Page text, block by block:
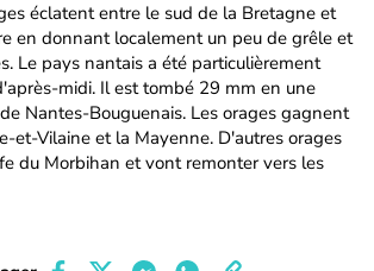
éclatent entre le sud de la Bretagne et
en donnant localement un peu de grêle et
Le pays nantais a été particulièrement
midi. Il est tombé 29 mm en une
Nantes-Bouguenais. Les orages gagnent
et-Vilaine et la Mayenne. D'autres orages
du Morbihan et vont remonter vers les